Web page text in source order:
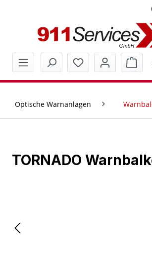
Optische Warnanlagen
TORNADO